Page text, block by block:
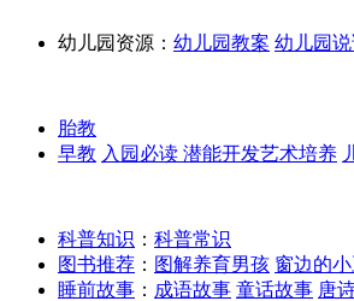
幼儿园资源： 幼儿园教案 幼儿园
胎教
早教 入园必读 潜能开发艺术培养
科普知识 ： 科普常识
图书推荐 ： 图解养育男孩 窗边的
睡前故事 ： 成语故事 童话故事 唐